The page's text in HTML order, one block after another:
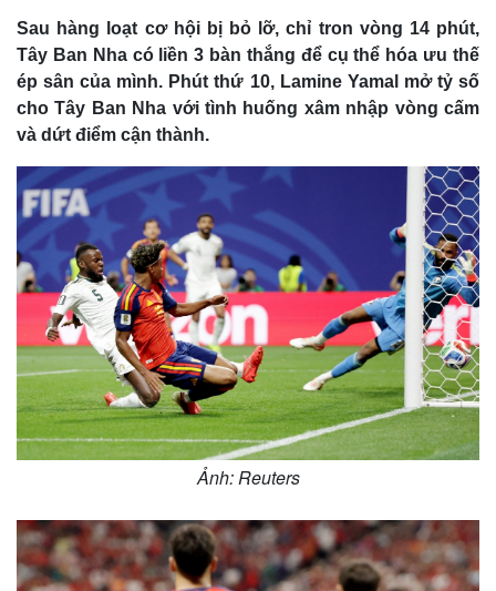
Sau hàng loạt cơ hội bị bỏ lỡ, chỉ tron vòng 14 phút,
Tây Ban Nha có liền 3 bàn thắng để cụ thể hóa ưu thế
ép sân của mình. Phút thứ 10, Lamine Yamal mở tỷ số
cho Tây Ban Nha với tình huống xâm nhập vòng cấm
và dứt điểm cận thành.
Ảnh: Reuters